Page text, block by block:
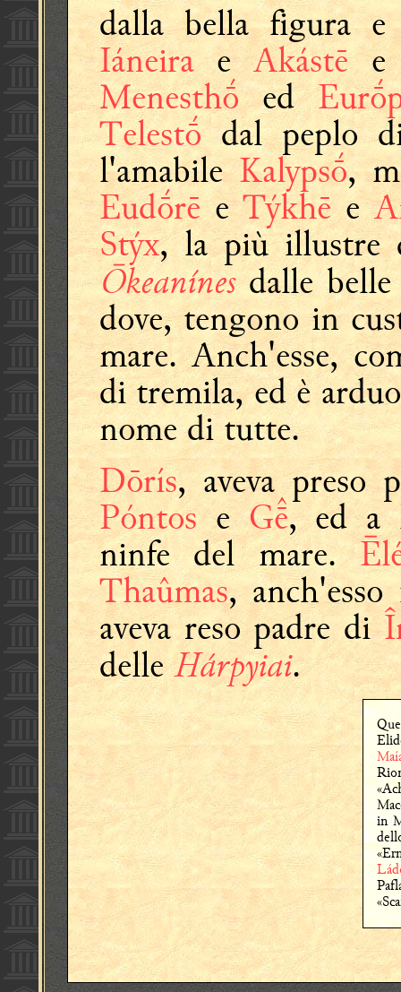
dalla bella figura
Iáneira eAkástē
Menesthṓed
Telestṓdal peplo
l'amabileKalypsṓ,
Eudṓrē eTýkhēe
Stýx, la più illustre
Ōkeanínesdalle belle
dove, tengono in
mare. Anch'esse,
di tremila, ed è
nome di tutte.
Dōrís, aveva preso
PóntoseG, ed a
ninfe del mare.
Thaûmas,
aveva reso padre di
delleHárpyiai.
in